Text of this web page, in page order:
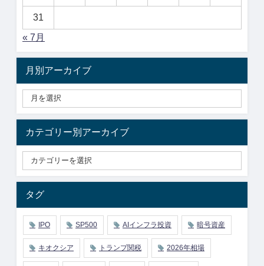
31
« 7月
月別アーカイブ
カテゴリー別アーカイブ
タグ
IPO SP500 AIインフラ投資 暗号資産
キオクシア トランプ関税 2026年相場